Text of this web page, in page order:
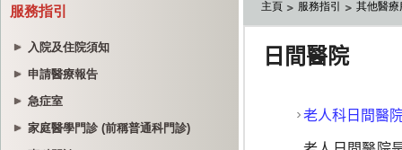
服務指引
入院及住院須知
申請醫療報告
急症室
家庭醫學門診 (前稱普通科門診)
主頁 服務指引 其他醫療